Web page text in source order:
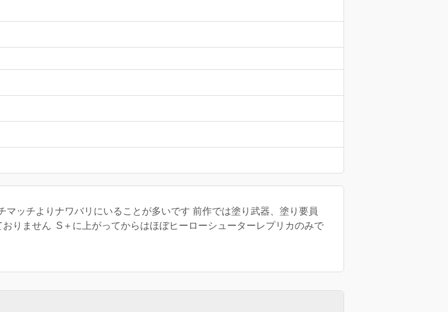
ッチよりナワバリにいることが多いです 前作では塗り武器、塗り要員
りません S＋に上がってからはほぼヒーローシューターレプリカのみで